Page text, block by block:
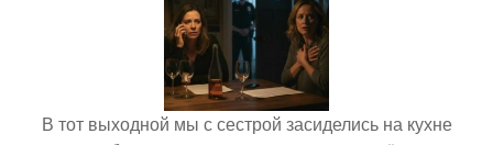
В тот выходной мы с сестрой засиделись на кухне